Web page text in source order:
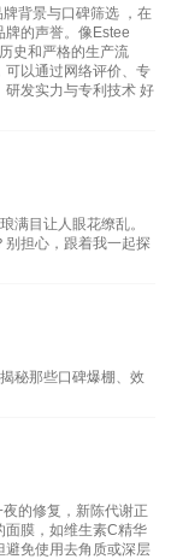
背景与口碑筛选 ，在
牌的声誉。像Estee
史和严格的生产流
可以通过网络评价、专
发实力与专利技术 好
满目让人眼花缭乱。
别担心，跟着我一起探
秘那些口碑爆棚、效
的修复，新陈代谢正
面膜，如维生素C精华
避免使用去角质或深层